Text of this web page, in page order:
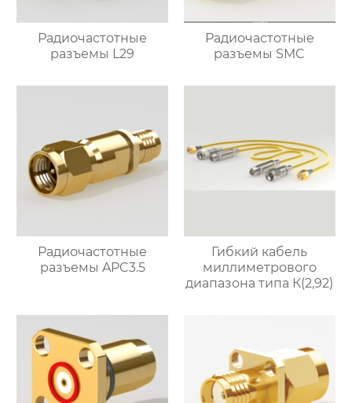
Радиочастотные
разъемы L29
Радиочастотные
разъемы SMC
Радиочастотные
разъемы APC3.5
Гибкий кабель
миллиметрового
диапазона типа К(2,92)